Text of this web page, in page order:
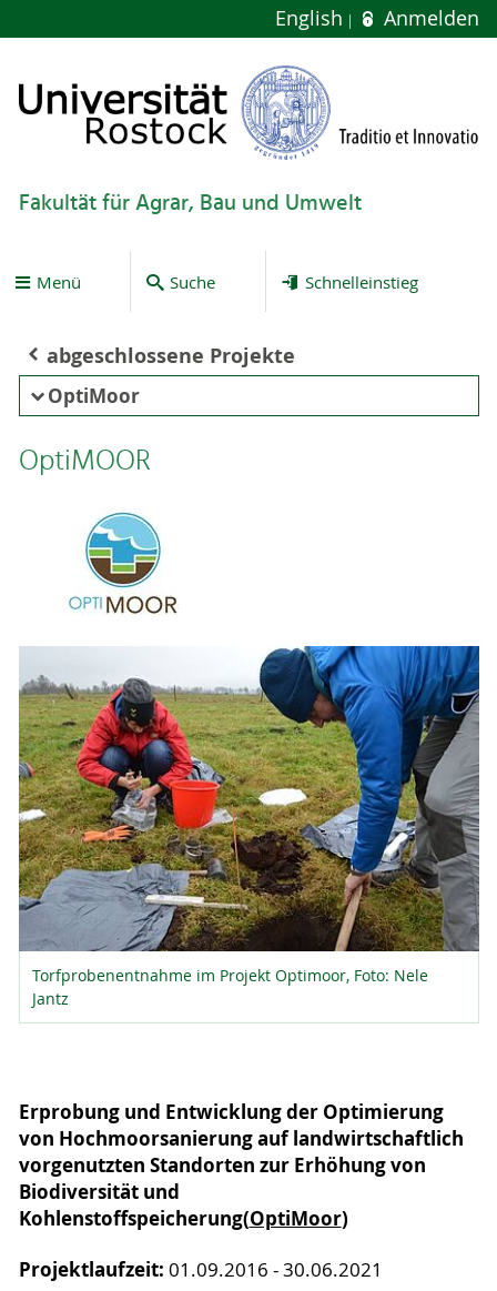
English Anmelden
Fakultät für Agrar, Bau und Umwelt
Menü Suche Schnelleinstieg
abgeschlossene Projekte
OptiMoor
OptiMOOR
Torfprobenentnahme im Projekt Optimoor, Foto: Nele
Jantz
Erprobung und Entwicklung der Optimierung
von Hochmoorsanierung auf landwirtschaftlich
vorgenutzten Standorten zur Erhöhung von
Biodiversität und
Kohlenstoffspeicherung(OptiMoor)
Projektlaufzeit: 01.09.2016 - 30.06.2021